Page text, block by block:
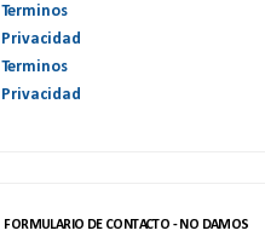
Terminos
Privacidad
Terminos
Privacidad
FORMULARIO DE CONTACTO - NO DAMOS